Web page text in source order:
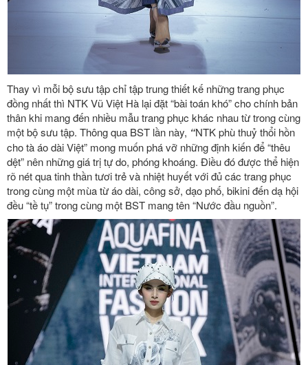
Thay vì mỗi bộ sưu tập chỉ tập trung thiết kế những trang phục
đồng nhất thì NTK Vũ Việt Hà lại đặt “bài toán khó” cho chính bản
thân khi mang đến nhiều mẫu trang phục khác nhau từ trong cùng
một bộ sưu tập. Thông qua BST lần này, “NTK phù thuỷ thổi hồn
cho tà áo dài Việt” mong muốn phá vỡ những định kiến để “thêu
dệt” nên những giá trị tự do, phóng khoáng. Điều đó được thể hiện
rõ nét qua tinh thần tươi trẻ và nhiệt huyết với đủ các trang phục
trong cùng một mùa từ áo dài, công sở, dạo phố, bikini đến dạ hội
đều “tề tụ” trong cùng một BST mang tên “Nước đầu nguồn”.